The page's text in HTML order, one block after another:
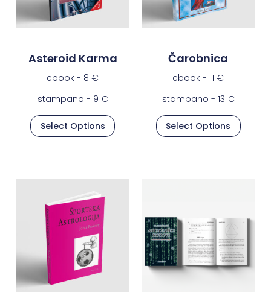
Asteroid Karma
ebook - 8€
stampano - 9 €
Select Options
Čarobnica
ebook -11€
stampano - 13 €
Select Options